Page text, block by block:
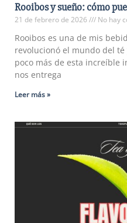
Rooibos y sueño: cómo
21 de febrero de 2026 No hay
Rooibos es una de mis
revolucionó el mundo del
poco más de esta increíble
nos entrega
Leer más »